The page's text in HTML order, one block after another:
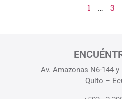
1 … 3
Av. Amazonas N6-144
Quito –